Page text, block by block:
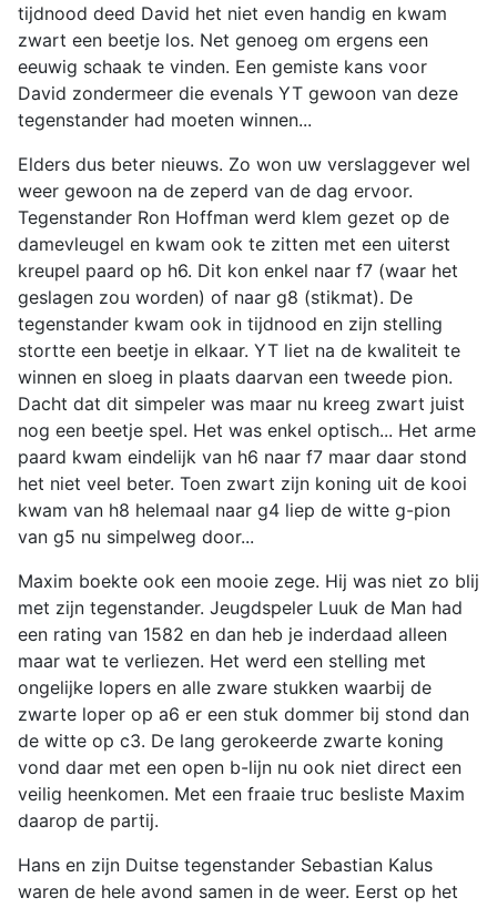
tijdnood deed David het niet even handig en kwam
zwart een beetje los. Net genoeg om ergens een
eeuwig schaak te vinden. Een gemiste kans voor
David zondermeer die evenals YT gewoon van deze
tegenstander had moeten winnen...
Elders dus beter nieuws. Zo won uw verslaggever wel
weer gewoon na de zeperd van de dag ervoor.
Tegenstander Ron Hoffman werd klem gezet op de
damevleugel en kwam ook te zitten met een uiterst
kreupel paard op h6. Dit kon enkel naar f7 (waar het
geslagen zou worden) of naar g8 (stikmat). De
tegenstander kwam ook in tijdnood en zijn stelling
stortte een beetje in elkaar. YT liet na de kwaliteit te
winnen en sloeg in plaats daarvan een tweede pion.
Dacht dat dit simpeler was maar nu kreeg zwart juist
nog een beetje spel. Het was enkel optisch... Het arme
paard kwam eindelijk van h6 naar f7 maar daar stond
het niet veel beter. Toen zwart zijn koning uit de kooi
kwam van h8 helemaal naar g4 liep de witte g-pion
van g5 nu simpelweg door...
Maxim boekte ook een mooie zege. Hij was niet zo blij
met zijn tegenstander. Jeugdspeler Luuk de Man had
een rating van 1582 en dan heb je inderdaad alleen
maar wat te verliezen. Het werd een stelling met
ongelijke lopers en alle zware stukken waarbij de
zwarte loper op a6 er een stuk dommer bij stond dan
de witte op c3. De lang gerokeerde zwarte koning
vond daar met een open b-lijn nu ook niet direct een
veilig heenkomen. Met een fraaie truc besliste Maxim
daarop de partij.
Hans en zijn Duitse tegenstander Sebastian Kalus
waren de hele avond samen in de weer. Eerst op het